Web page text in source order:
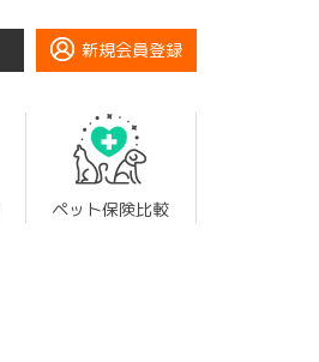
新規会員登録
ペット保険比較